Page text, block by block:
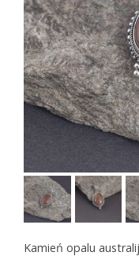
Kamień opalu